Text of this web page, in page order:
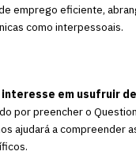
emprego eficiente,
como interpessoais.
em usufruir
por preencher o
ajudará a compreender